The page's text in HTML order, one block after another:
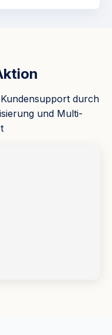
durch
und Multi-